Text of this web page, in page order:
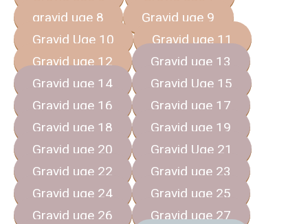
gravid uge 8
Gravid uge 9
Gravid Uge 10
Gravid uge 11
Gravid uge 12
Gravid uge 13
Gravid uge 14
Gravid Uge 15
Gravid uge 16
Gravid uge 17
Gravid uge 18
Gravid uge 19
Gravid uge 20
Gravid Uge 21
Gravid uge 22
Gravid uge 23
Gravid uge 24
Gravid uge 25
Gravid uge 26
Gravid uge 27